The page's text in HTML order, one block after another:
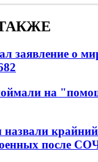
заявление о
на
после